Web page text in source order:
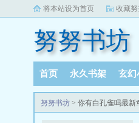
将本站设为首页 收藏
努努书坊
首页 永久书架 玄幻
阅读记录
努努书坊 > 你有白孔雀吗最新